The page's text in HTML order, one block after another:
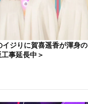
ジりに賀喜遥香が渾身
事延長中＞